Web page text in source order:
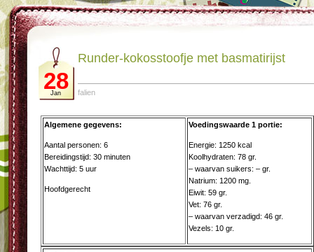
28
Jan
Runder-kokosstoofje met basmatirijst
falien
Algemene gegevens:
Aantal personen: 6
Bereidingstijd: 30 minuten
Wachttijd: 5 uur
Hoofdgerecht
Voedingswaarde 1 portie:
Energie: 1250 kcal
Koolhydraten: 78 gr.
– waarvan suikers: – gr.
Natrium: 1200 mg.
Eiwit: 59 gr.
Vet: 76 gr.
– waarvan verzadigd: 46 gr.
Vezels: 10 gr.